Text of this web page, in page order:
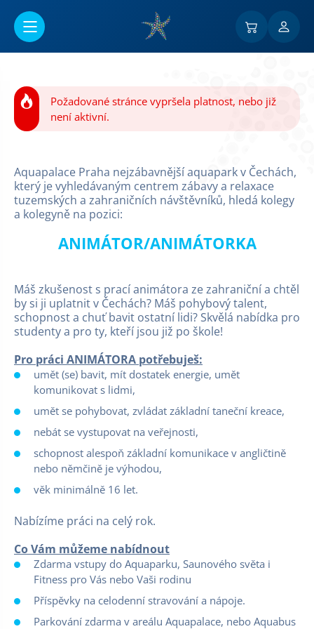
Požadované stránce vypršela platnost, nebo již
není aktivní.
Aquapalace Praha nejzábavnější aquapark v Čechách,
který je vyhledávaným centrem zábavy a relaxace
tuzemských a zahraničních návštěvníků, hledá kolegy
a kolegyně na pozici:
ANIMÁTOR/ANIMÁTORKA
Máš zkušenost s prací animátora ze zahraniční a chtěl
by si ji uplatnit v Čechách? Máš pohybový talent,
schopnost a chuť bavit ostatní lidi? Skvělá nabídka pro
studenty a pro ty, kteří jsou již po škole!
Pro práci ANIMÁTORA potřebuješ:
umět (se) bavit, mít dostatek energie, umět
komunikovat s lidmi,
umět se pohybovat, zvládat základní taneční kreace,
nebát se vystupovat na veřejnosti,
schopnost alespoň základní komunikace v angličtině
nebo němčině je výhodou,
věk minimálně 16 let.
Nabízíme práci na celý rok.
Co Vám můžeme nabídnout
Zdarma vstupy do Aquaparku, Saunového světa i
Fitness pro Vás nebo Vaši rodinu
Příspěvky na celodenní stravování a nápoje.
Parkování zdarma v areálu Aquapalace, nebo Aquabus